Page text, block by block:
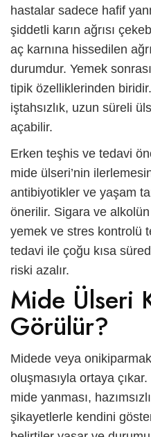
hastalar sadece hafif
şiddetli karın ağrısı
aç karnına hissedilen
durumdur. Yemek
tipik özelliklerinden
iştahsızlık, uzun süreli
açabilir.
Erken teşhis ve tedavi
mide ülseri’nin
antibiyotikler ve yaşam
önerilir. Sigara ve alkolün
yemek ve stres kontrolü
tedavi ile çoğu kısa
riski azalır.
Mide Ülseri
Görülür?
Midede veya
oluşmasıyla ortaya
mide yanması,
şikayetlerle kendini